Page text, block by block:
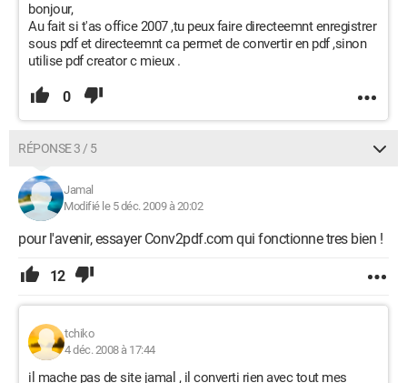
bonjour,
Au fait si t'as office 2007 ,tu peux faire directeemnt enregistrer
sous pdf et directeemnt ca permet de convertir en pdf ,sinon
utilise pdf creator c mieux .
0
RÉPONSE 3 / 5
Jamal
Modifié le 5 déc. 2009 à 20:02
pour l'avenir, essayer Conv2pdf.com qui fonctionne tres bien !
12
tchiko
4 déc. 2008 à 17:44
il mache pas de site jamal , il converti rien avec tout mes